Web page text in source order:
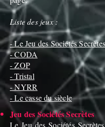
Liste des jeux :
- Le Jeu des Sociétés Secrètes
- CODA
- ZOP
- Tristal
- NYRR
- Le casse du siècle
Jeu des Sociétés Secrètes
Le Jeu des Sociétés